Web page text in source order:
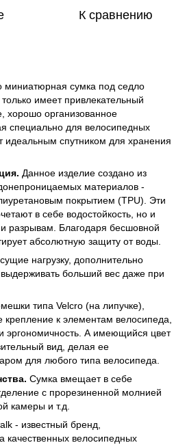
К сравнению
миниатюрная сумка под седло
имеет привлекательный
хорошо организованное
специально для велосипедных
идеальным спутником для хранения
Данное изделие создано из
материалов -
покрытием (TPU). Эти
в себе водостойкость, но и
и разрывам. Благодаря бесшовной
абсолютную защиту от воды.
нагрузку, дополнительно
больший вес даже при
типа Velcro (на липучке),
к элементам велосипеда,
эргономичность. А имеющийся цвет
вид, делая ее
для любого типа велосипеда.
Сумка вмещает в себе
с прорезиненной молнией
камеры и т.д.
- известный бренд,
качественных велосипедных